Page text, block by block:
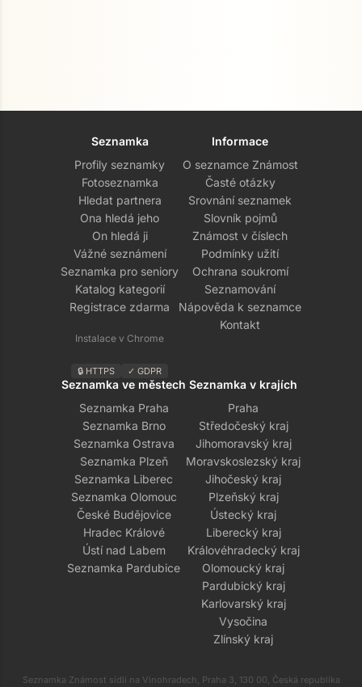
Seznamka
Profily seznamky
Fotoseznamka
Hledat partnera
Ona hledá jeho
On hledá ji
Vážné seznámení
Seznamka pro seniory
Katalog kategorií
Registrace zdarma
Instalace v Chrome
🔒 HTTPS ✓ GDPR
Informace
O seznamce Známost
Časté otázky
Srovnání seznamek
Slovník pojmů
Známost v číslech
Podmínky užití
Ochrana soukromí
Seznamování
Nápověda k seznamce
Kontakt
Seznamka ve městech
Seznamka Praha
Seznamka Brno
Seznamka Ostrava
Seznamka Plzeň
Seznamka Liberec
Seznamka Olomouc
České Budějovice
Hradec Králové
Ústí nad Labem
Seznamka Pardubice
Seznamka v krajích
Praha
Středočeský kraj
Jihomoravský kraj
Moravskoslezský kraj
Jihočeský kraj
Plzeňský kraj
Ústecký kraj
Liberecký kraj
Královéhradecký kraj
Olomoucký kraj
Pardubický kraj
Karlovarský kraj
Vysočina
Zlínský kraj
Seznamka Známost sídlí na Vinohradech, Praha 3, 130 00, Česká republika